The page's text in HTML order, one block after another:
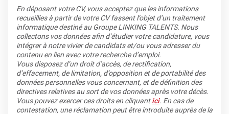
En déposant votre CV, vous acceptez que les informations
recueillies à partir de votre CV fassent l’objet d’un traitement
informatique destiné au Groupe LINKING TALENTS. Nous
collectons vos données afin d’étudier votre candidature, vous
intégrer à notre vivier de candidats et/ou vous adresser du
contenu en lien avec votre recherche d’emploi.
Vous disposez d’un droit d’accès, de rectification,
d’effacement, de limitation, d’opposition et de portabilité des
données personnelles vous concernant, et de définition des
directives relatives au sort de vos données après votre décès.
Vous pouvez exercer ces droits en cliquantici. En cas de
contestation, une réclamation peut être introduite auprès de la